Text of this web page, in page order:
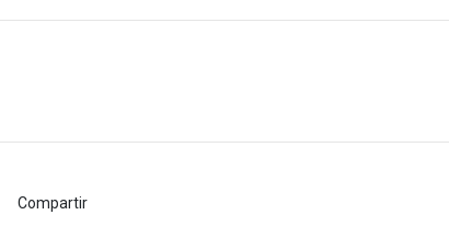
Compartir